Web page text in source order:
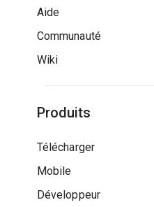
Aide
Communauté
Wiki
Produits
Télécharger
Mobile
Développeur